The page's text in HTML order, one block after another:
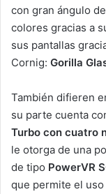
con gran ángulo
colores gracias a
sus pantallas
Cornig: Gorilla
También difieren
su parte cuenta
Turbo con cuatro
le otorga de una
de tipo PowerVR
que permite el